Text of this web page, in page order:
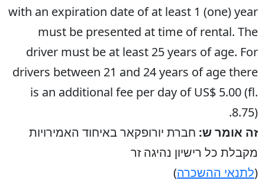
with an expiration date of at least 1 (one) year
must be presented at time of rental. The
driver must be at least 25 years of age. For
drivers between 21 and 24 years of age there
is an additional fee per day of US$ 5.00 (fl.
8.75).
זה אומר ש: חברת יורופקאר באיחוד האמירויות
מקבלת כל רישיון נהיגה זר
(לתנאי ההשכרה)